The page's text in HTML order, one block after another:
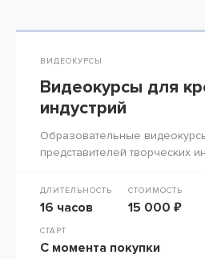
ВИДЕОКУРСЫ
Видеокурсы для
индустрий
Образовательные
представителей творческих
ДЛИТЕЛЬНОСТЬ
16 часов
СТОИМОСТЬ
15 000 ₽
СТАРТ
С момента покупки